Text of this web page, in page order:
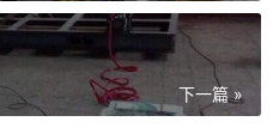
下一篇 »